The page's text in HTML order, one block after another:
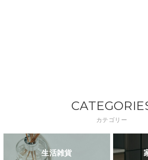
カテゴリー
生活雑貨